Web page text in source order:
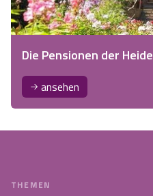
Die Pensionen der Heide
ansehen
THEMEN